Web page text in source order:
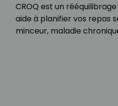
CROQ est un
aide à planifier vos repas
minceur, maladie